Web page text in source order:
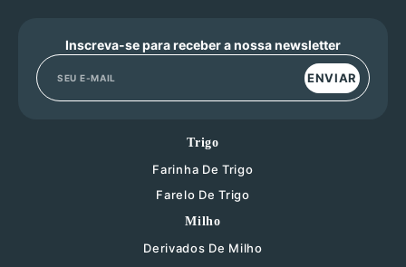
Inscreva-se para receber a nossa newsletter
ENVIAR
Trigo
Farinha De Trigo
Farelo De Trigo
Milho
Derivados De Milho